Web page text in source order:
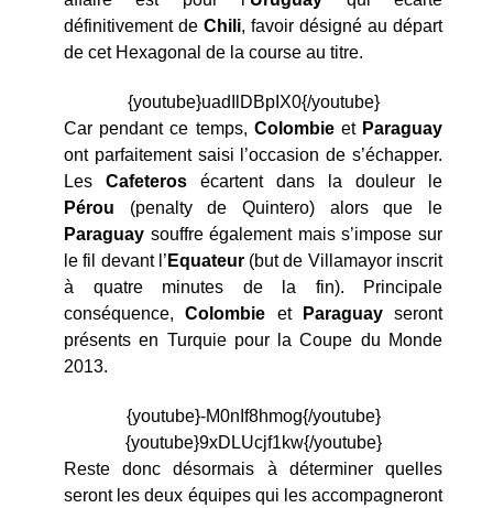
définitivement de Chili, favoir désigné au départ
de cet Hexagonal de la course au titre.
{youtube}uadIlDBpIX0{/youtube}
Car pendant ce temps, Colombieet Paraguay
ont parfaitement saisi l’occasion de s’échapper.
Les Cafeteros écartent dans la douleur le
Pérou (penalty de Quintero) alors que le
Paraguay souffre également mais s’impose sur
le fil devant l’ Equateur(but de Villamayor inscrit
à quatre minutes de la fin). Principale
conséquence,Colombie et Paraguayseront
présents en Turquie pour la Coupe du Monde
2013.
{youtube}-M0nIf8hmog{/youtube}
{youtube}9xDLUcjf1kw{/youtube}
Reste donc désormais à déterminer quelles
seront les deux équipes qui les accompagneront